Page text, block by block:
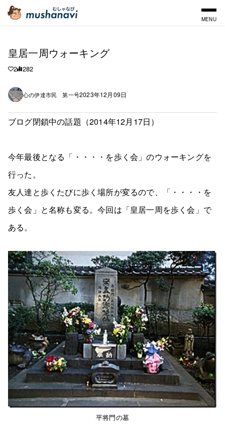
MENU
皇居一周ウォーキング
2 282
心の伊達市民 第一号2023年12月09日
ブログ閉鎖中の話題（2014年12月17日）
今年最後となる「・・・・を歩く会」のウォーキングを
行った。
友人達と歩くたびに歩く場所が変るので、「・・・・を
歩く会」と名称も変る。今回は「皇居一周を歩く会」で
ある。
平将門の墓